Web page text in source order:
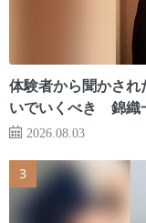
体験者から聞かさ
いでいくべき 錦織
2026.08.03